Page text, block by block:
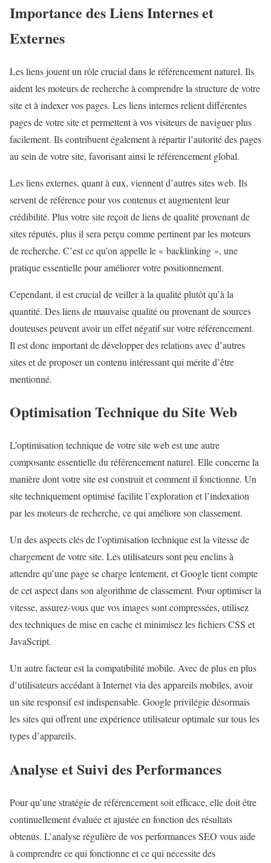
Importance des Liens Internes et
Externes
Les liens jouent un rôle crucial dans le référencement naturel. Ils
aident les moteurs de recherche à comprendre la structure de votre
site et à indexer vos pages. Les liens internes relient différentes
pages de votre site et permettent à vos visiteurs de naviguer plus
facilement. Ils contribuent également à répartir l’autorité des pages
au sein de votre site, favorisant ainsi le référencement global.
Les liens externes, quant à eux, viennent d’autres sites web. Ils
servent de référence pour vos contenus et augmentent leur
crédibilité. Plus votre site reçoit de liens de qualité provenant de
sites réputés, plus il sera perçu comme pertinent par les moteurs
de recherche. C’est ce qu’on appelle le « backlinking », une
pratique essentielle pour améliorer votre positionnement.
Cependant, il est crucial de veiller à la qualité plutôt qu’à la
quantité. Des liens de mauvaise qualité ou provenant de sources
douteuses peuvent avoir un effet négatif sur votre référencement.
Il est donc important de développer des relations avec d’autres
sites et de proposer un contenu intéressant qui mérite d’être
mentionné.
Optimisation Technique du Site Web
L’optimisation technique de votre site web est une autre
composante essentielle du référencement naturel. Elle concerne la
manière dont votre site est construit et comment il fonctionne. Un
site techniquement optimisé facilite l’exploration et l’indexation
par les moteurs de recherche, ce qui améliore son classement.
Un des aspects clés de l’optimisation technique est la vitesse de
chargement de votre site. Les utilisateurs sont peu enclins à
attendre qu’une page se charge lentement, et Google tient compte
de cet aspect dans son algorithme de classement. Pour optimiser la
vitesse, assurez-vous que vos images sont compressées, utilisez
des techniques de mise en cache et minimisez les fichiers CSS et
JavaScript.
Un autre facteur est la compatibilité mobile. Avec de plus en plus
d’utilisateurs accédant à Internet via des appareils mobiles, avoir
un site responsif est indispensable. Google privilégie désormais
les sites qui offrent une expérience utilisateur optimale sur tous les
types d’appareils.
Analyse et Suivi des Performances
Pour qu’une stratégie de référencement soit efficace, elle doit être
continuellement évaluée et ajustée en fonction des résultats
obtenus. L’analyse régulière de vos performances SEO vous aide
à comprendre ce qui fonctionne et ce qui nécessite des